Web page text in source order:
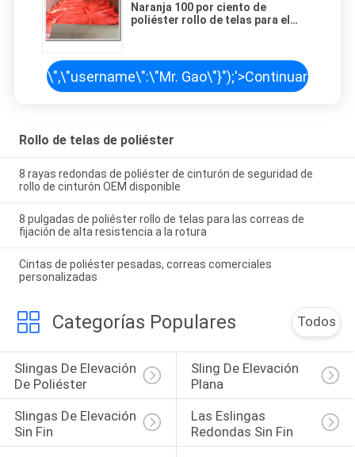
Naranja 100 por ciento de
poliéster rollo de telas para el
\",\"username\":\"Mr. Gao\"}");'>Continuar
Rollo de telas de poliéster
8 rayas redondas de poliéster de cinturón de seguridad de
rollo de cinturón OEM disponible
8 pulgadas de poliéster rollo de telas para las correas de
fijación de alta resistencia a la rotura
Cintas de poliéster pesadas, correas comerciales
personalizadas
Categorías Populares Todos
Slingas De Elevación
De Poliéster
Sling De Elevación
Plana
Slingas De Elevación
Sin Fin
Las Eslingas
Redondas Sin Fin